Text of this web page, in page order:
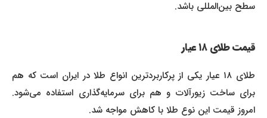
سطح بین‌المللی باشد.
قیمت طلای ۱۸ عیار
طلای ۱۸ عیار یکی از پرکاربردترین انواع طلا در ایران است که هم
برای ساخت زیورآلات و هم برای سرمایه‌گذاری استفاده می‌شود.
امروز قیمت این نوع طلا با کاهش مواجه شد.